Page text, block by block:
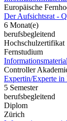
Europäische
Der Aufsichtsrat -
6 Monat(e)
berufsbegleitend
Hochschulzertifikat
Fernstudium
Controller
Expertin/Experte in
5 Semester
berufsbegleitend
Diplom
Zürich